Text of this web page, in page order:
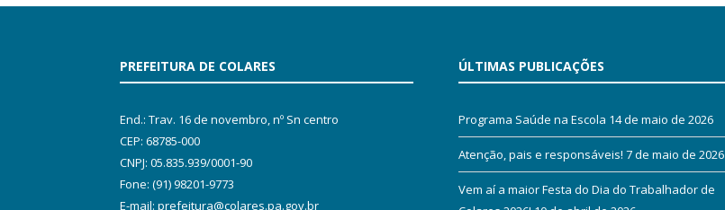
PREFEITURA DE COLARES
End.: Trav. 16 de novembro, nº Sn centro
CEP: 68785-000
CNPJ: 05.835.939/0001-90
Fone: (91) 98201-9773
E-mail: prefeitura@colares.pa.gov.br
ÚLTIMAS PUBLICAÇÕES
Programa Saúde na Escola 14 de maio de 2026
Atenção, pais e responsáveis! 7 de maio de 2026
Vem aí a maior Festa do Dia do Trabalhador de